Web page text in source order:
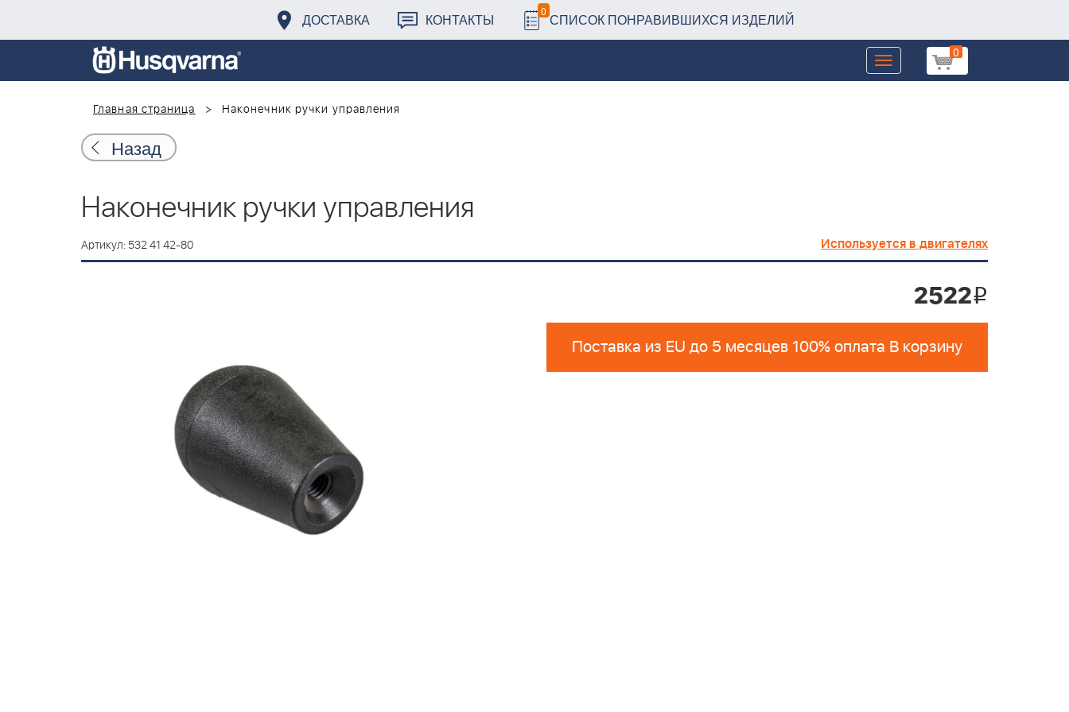
ДОСТАВКА КОНТАКТЫ 0 СПИСОК ПОНРАВИВШИХСЯ ИЗДЕЛИЙ
0
Toggle
navigation
Главная страница
Наконечник ручки управления
Назад
Наконечник ручки управления
Артикул: 532 41 42-80 Используется в двигателях
2522i
Поставка из EU до 5 месяцев 100% оплата В корзину